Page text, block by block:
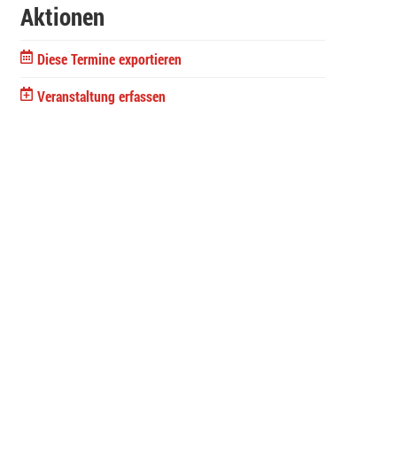
Aktionen
Diese Termine exportieren
Veranstaltung erfassen